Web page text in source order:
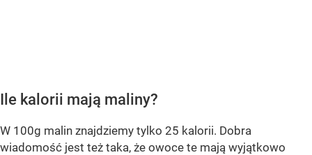
Ile kalorii mają maliny?
W 100g malin znajdziemy tylko 25 kalorii. Dobra
wiadomość jest też taka, że owoce te mają wyjątkowo